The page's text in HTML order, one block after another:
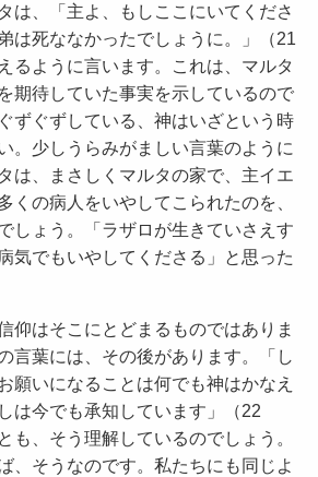
は、「主よ、もしここにいてくださ
は死ななかったでしょうに。」（21
るように言います。これは、マルタ
期待していた事実を示しているので
ずぐずしている、神はいざという時
。少しうらみがましい言葉のように
は、まさしくマルタの家で、主イエ
くの病人をいやしてこられたのを、
しょう。「ラザロが生きていさえす
気でもいやしてくださる」と思った
仰はそこにとどまるものではありま
言葉には、その後があります。「し
願いになることは何でも神はかなえ
は今でも承知しています」（22
も、そう理解しているのでしょう。
、そうなのです。私たちにも同じよ